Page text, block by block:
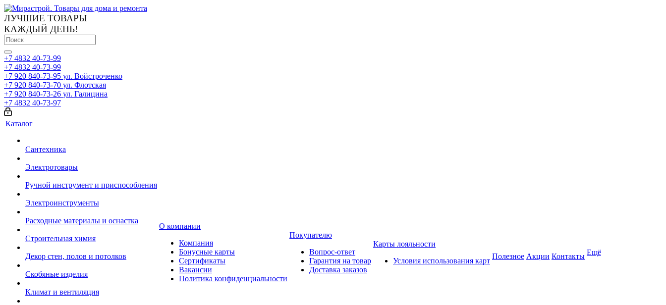
ЛУЧШИЕ ТОВАРЫ
КАЖДЫЙ ДЕНЬ!
+7 4832 40-73-99
+7 4832 40-73-99
+7 920 840-73-95 ул. Войстроченко
+7 920 840-73-70 ул. Флотская
+7 920 840-73-26 ул. Галицина
+7 4832 40-73-97
Каталог
Сантехника
Электротовары
Ручной инструмент и приспособления
Электроинструменты
Расходные материалы и оснастка
Строительная химия
Декор стен, полов и потолков
Скобяные изделия
Климат и вентиляция
О компании
Компания
Бонусные карты
Сертификаты
Вакансии
Политика конфиденциальности
Покупателю
Вопрос-ответ
Гарантия на товар
Доставка заказов
Карты лояльности
Условия использования карт
Полезное Акции Контакты Ещё